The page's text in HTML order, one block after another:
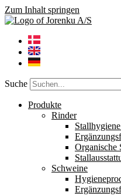
Zum Inhalt springen
Suche
Produkte
Rinder
Organische
Schweine